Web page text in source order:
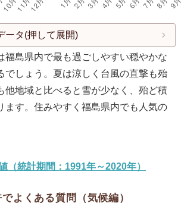
ータ(押して展開)
福島県内で最も過ごしやすい穏やかな
でしょう。夏は涼しく台風の直撃も殆
他地域と比べると雪が少なく、殆ど積
ます。住みやすく福島県内でも人気の
（統計期間：1991年～2020年）
よくある質問（気候編）